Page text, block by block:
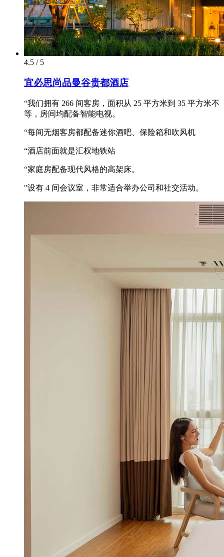
4.5 / 5
宜必思尚品曼谷贵都酒店
“我们拥有 266 间客房，面积从 25 平方米到 35 平方米不
等，房间均配备智能电视。
“每间无烟客房都配备迷你酒吧、保险箱和吹风机
“酒店前面就是汇权地铁站
“家庭房配备现代风格的高架床。
"设有 4 间会议室，非常适合举办公司和社交活动。